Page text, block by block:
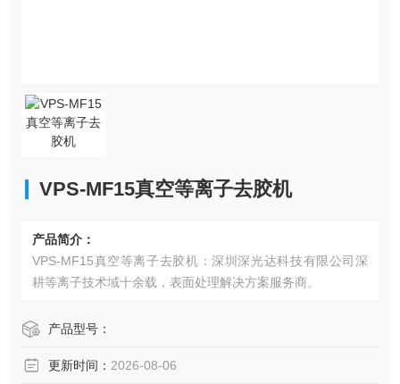
VPS-MF15真空等离子去胶机
产品简介：
VPS-MF15真空等离子去胶机：深圳深光达科技有限公司深
耕等离子技术域十余载，表面处理解决方案服务商。
产品型号：
更新时间： 2026-08-06